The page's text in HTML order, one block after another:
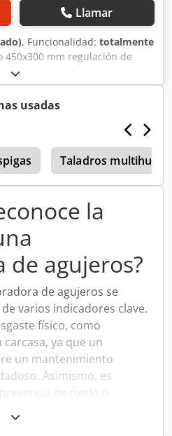
Llamar
, Funcionalidad: totalmente
450x300 mm regulación de
D Ns Hskr construcción
usadas
Taladros
la
agujeros?
de agujeros se
varios indicadores clave.
físico, como
ya que un
un mantenimiento
Asimismo, es
de óxido o